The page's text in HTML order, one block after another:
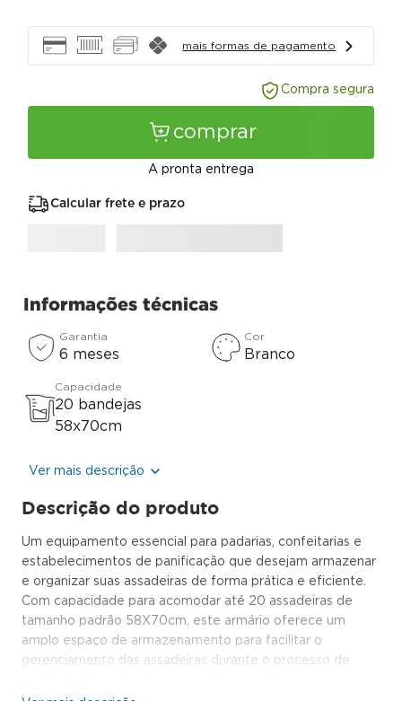
mais formas de pagamento
Compra segura
comprar
A pronta entrega
Calcular frete e prazo
Informações técnicas
Garantia
6 meses
Cor
Branco
Capacidade
20 bandejas
58x70cm
Ver mais descrição
Descrição do produto
Um equipamento essencial para padarias, confeitarias e
estabelecimentos de panificação que desejam armazenar
e organizar suas assadeiras de forma prática e eficiente.
Com capacidade para acomodar até 20 assadeiras de
tamanho padrão 58X70cm, este armário oferece um
amplo espaço de armazenamento para facilitar o
gerenciamento das assadeiras durante o processo de